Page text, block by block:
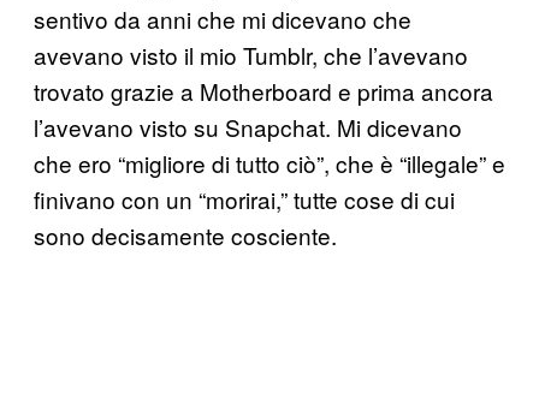
sentivo da anni che mi dicevano che
avevano visto il mio Tumblr, che l’avevano
trovato grazie a Motherboard e prima ancora
l’avevano visto su Snapchat. Mi dicevano
che ero “migliore di tutto ciò”, che è “illegale” e
finivano con un “morirai,” tutte cose di cui
sono decisamente cosciente.